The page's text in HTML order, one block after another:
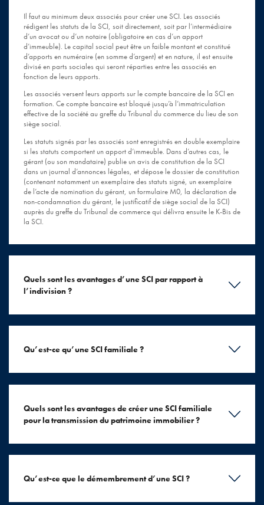
Il faut au minimum deux associés pour créer une SCI. Les associés
rédigent les statuts de la SCI, soit directement, soit par l’intermédiaire
d’un avocat ou d’un notaire (obligatoire en cas d’un apport
d’immeuble). Le capital social peut être un faible montant et constitué
d’apports en numéraire (en somme d’argent) et en nature, il est ensuite
divisé en parts sociales qui seront réparties entre les associés en
fonction de leurs apports.
Les associés versent leurs apports sur le compte bancaire de la SCI en
formation. Ce compte bancaire est bloqué jusqu’à l’immatriculation
effective de la société au greffe du Tribunal du commerce du lieu de son
siège social.
Les statuts signés par les associés sont enregistrés en double exemplaire
si les statuts comportent un apport d’immeuble. Dans d’autres cas, le
gérant (ou son mandataire) publie un avis de constitution de la SCI
dans un journal d’annonces légales, et dépose le dossier de constitution
(contenant notamment un exemplaire des statuts signé, un exemplaire
de l’acte de nomination du gérant, un formulaire M0, la déclaration de
non-condamnation du gérant, le justificatif de siège social de la SCI)
auprès du greffe du Tribunal de commerce qui délivra ensuite le K-Bis de
la SCI.
Quels sont les avantages d’une SCI par rapport à
l’indivision ?
Qu’est-ce qu’une SCI familiale ?
Quels sont les avantages de créer une SCI familiale
pour la transmission du patrimoine immobilier ?
Qu’est-ce que le démembrement d’une SCI ?